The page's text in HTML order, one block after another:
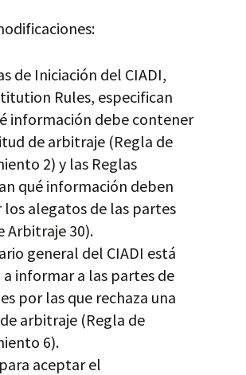
de Iniciación del CIADI,
Rules, especifican
información debe contener
de arbitraje (Regla de
2) y las Reglas
qué información deben
alegatos de las partes
Arbitraje 30).
general del CIADI está
informar a las partes de
por las que rechaza una
arbitraje (Regla de
6).
aceptar el